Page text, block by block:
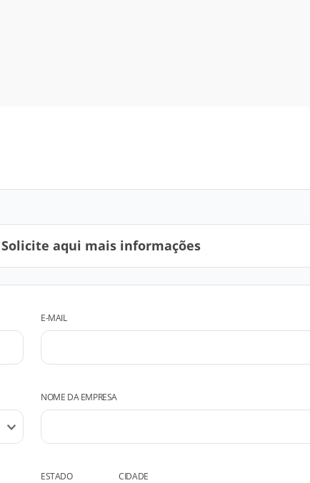
aqui mais informações
E-MAIL
NOME DA EMPRESA
ESTADO CIDADE